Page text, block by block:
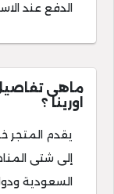
الدفع عند
ماهى
اورينا ؟
يقدم المتجر
إلى شتى
السعودية